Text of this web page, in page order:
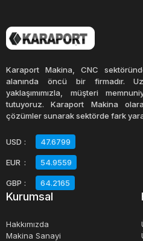
makineler, önceden
bakımı yapıldığında uzun
Sıfır kağıt kesim giyotinleri,
genellikle yeni teknolojiler ve
güvenilirlik sunar ve uzun
düşünülebilirler. Ancak,
bütçe sınırlaması olanlar için
modeli, boyutu ve özelliklerine
Karaport Makina, CNC
alanında öncü bir firmadır.
yaklaşımımızla, müşteri
tutuyoruz. Karaport Makina
çözümler sunarak sektörde fark
USD : 47.6799
EUR : 54.9559
GBP : 64.2165
Kurumsal
Hakkımızda
Makina Sanayi